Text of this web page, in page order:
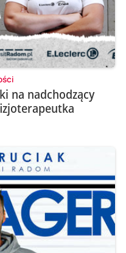
na nadchodzący